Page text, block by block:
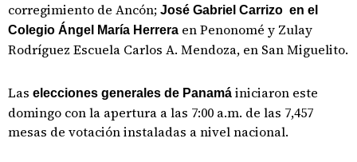
corregimiento de Ancón; José Gabriel Carrizo en el
Colegio Ángel María Herrera en Penonomé y Zulay
Rodríguez Escuela Carlos A. Mendoza, en San Miguelito.
Las elecciones generales de Panamá iniciaron este
domingo con la apertura a las 7:00 a.m. de las 7,457
mesas de votación instaladas a nivel nacional.